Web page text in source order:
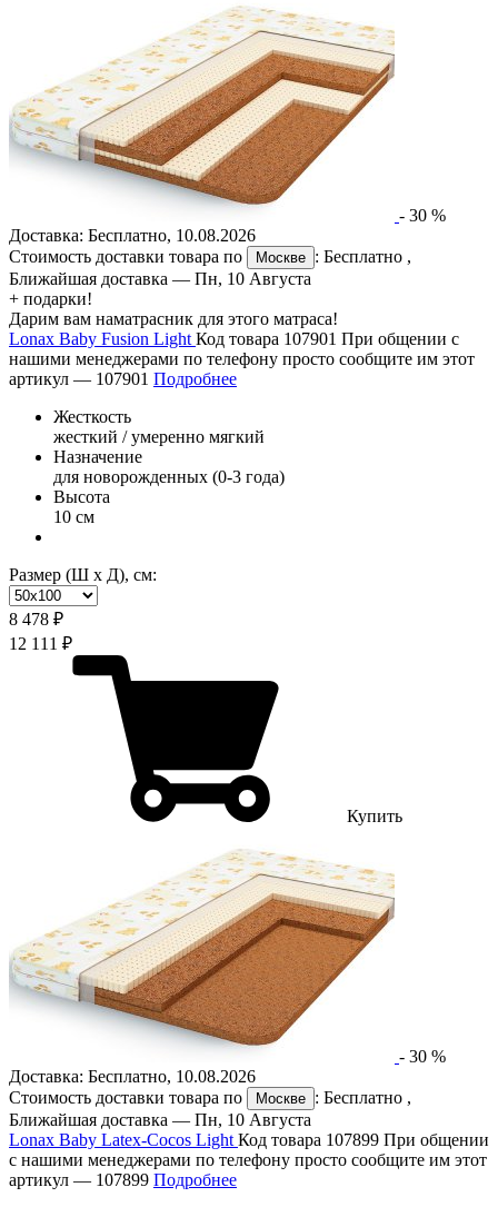
- 30 %
Доставка: Бесплатно, 10.08.2026
Стоимость доставки товара по
Москве : Бесплатно ,
Ближайшая доставка — Пн, 10 Августа
+ подарки!
Дарим вам наматрасник для этого матраса!
Lonax Baby Fusion Light Код товара 107901 При общении с
нашими менеджерами по телефону просто сообщите им этот
артикул — 107901 Подробнее
Жесткость
жесткий / умеренно мягкий
Назначение
для новорожденных (0-3 года)
Высота
10 см
Размер (Ш х Д), см:
8 478 ₽
12 111 ₽
Купить
- 30 %
Доставка: Бесплатно, 10.08.2026
Стоимость доставки товара по
Москве : Бесплатно ,
Ближайшая доставка — Пн, 10 Августа
Lonax Baby Latex-Cocos Light Код товара 107899 При общении
с нашими менеджерами по телефону просто сообщите им этот
артикул — 107899 Подробнее